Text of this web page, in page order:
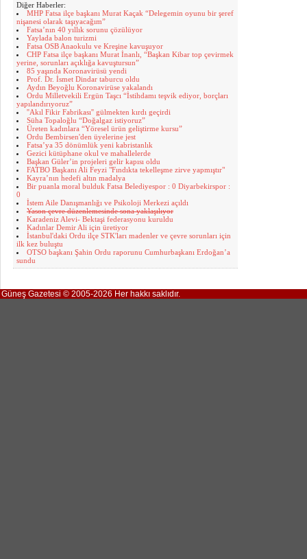
Diğer Haberler:
MHP Fatsa ilçe başkanı Murat Kaçak “Delegemin oyunu bir şeref
nişanesi olarak taşıyacağım”
Fatsa’nın 40 yıllık sorunu çözülüyor
Yaylada balon turizmi
Fatsa OSB Anaokulu ve Kreşine kavuşuyor
CHP Fatsa ilçe başkanı Murat İnanlı, “Başkan Kibar top çevirmek
yerine, sorunları açıklığa kavuştursun”
85 yaşında Koronavirüsü yendi
Prof. Dr. İsmet Dindar taburcu oldu
Aydın Beyoğlu Koronavirüse yakalandı
Ordu Milletvekili Ergün Taşcı “İstihdamı teşvik ediyor, borçları
yapılandırıyoruz”
''Akıl Fikir Fabrikası'' gülmekten kırdı geçirdi
Süha Topaloğlu “Doğalgaz istiyoruz”
Üreten kadınlara “Yöresel ürün geliştirme kursu”
Ordu Bembirsen'den üyelerine jest
Fatsa’ya 35 dönümlük yeni kabristanlık
Gezici kütüphane okul ve mahallelerde
Başkan Güler’in projeleri gelir kapısı oldu
FATBO Başkanı Ali Feyzi "Fındıkta tekelleşme zirve yapmıştır"
Kayra’nın hedefi altın madalya
Bir puanla moral bulduk Fatsa Belediyespor : 0 Diyarbekirspor :
0
İstem Aile Danışmanlığı ve Psikoloji Merkezi açıldı
Yason çevre düzenlemesinde sona yaklaşılıyor
Karadeniz Alevi- Bektaşi federasyonu kuruldu
Kadınlar Demir Ali için üretiyor
İstanbul'daki Ordu ilçe STK'ları madenler ve çevre sorunları için
ilk kez buluştu
OTSO başkanı Şahin Ordu raporunu Cumhurbaşkanı Erdoğan’a
sundu
Güneş Gazetesi © 2005-2026 Her hakkı saklıdır.